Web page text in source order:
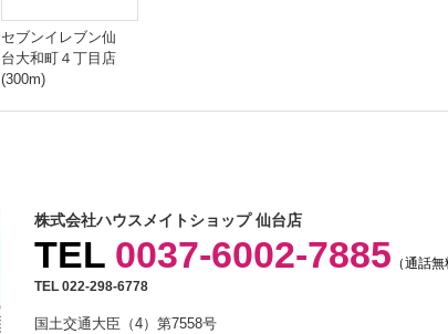
セブンイレブン仙
台大和町４丁目店
(300m)
株式会社ハウスメイトショップ 仙台店
TEL 0037-6002-7885 （通話
TEL 022-298-6778
国土交通大臣（4）第7558号